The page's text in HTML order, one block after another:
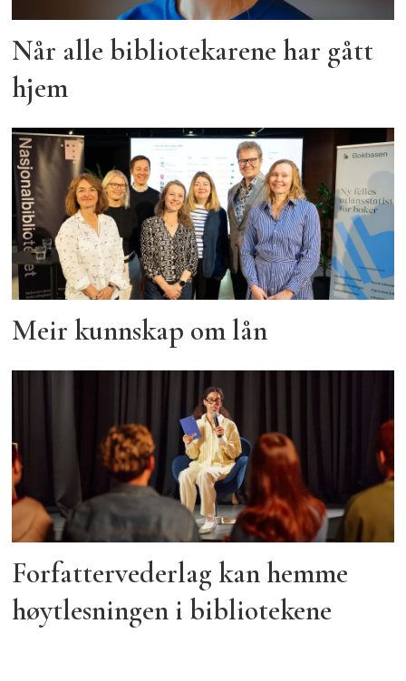
Når alle bibliotekarene har gått
hjem
Meir kunnskap om lån
Forfattervederlag kan hemme
høytlesningen i bibliotekene